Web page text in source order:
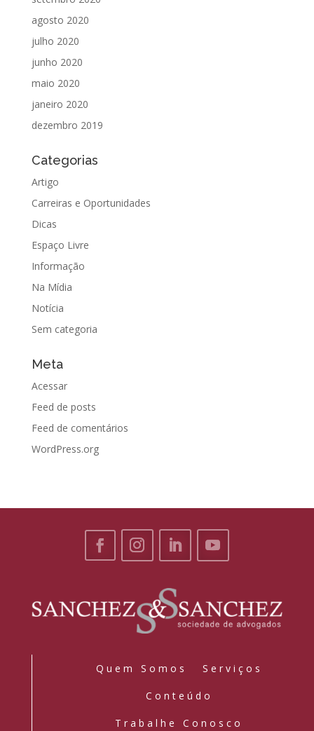
agosto 2020
julho 2020
junho 2020
maio 2020
janeiro 2020
dezembro 2019
Categorias
Artigo
Carreiras e Oportunidades
Dicas
Espaço Livre
Informação
Na Mídia
Notícia
Sem categoria
Meta
Acessar
Feed de posts
Feed de comentários
WordPress.org
Quem Somos Serviços
Conteúdo
Trabalhe Conosco